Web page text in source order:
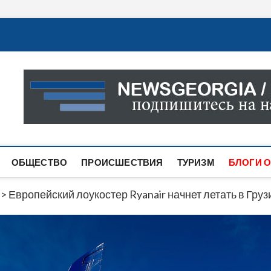
Новости Грузии
САМАЯ АКТУАЛЬНАЯ ИНФОРМАЦИЯ О СОБЫТИЯХ
САЙТЕ ВЫ НАЙДЕТЕ НОВОСТИ ПОЛИТИКИ,
ОБЩЕСТВО ПРОИСШЕСТВИЯ ТУРИЗМ БЛОГИ
Европейский лоукостер Ryanair начнет летать в